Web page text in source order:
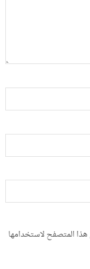
هذا المتصفح لاستخدامها